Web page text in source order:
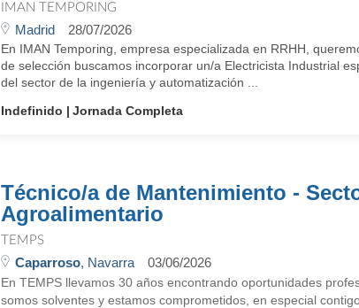
IMAN TEMPORING
Madrid 28/07/2026
En IMAN Temporing, empresa especializada en RRHH,
de selección buscamos incorporar un/a Electricista Industrial
del sector de la ingeniería y automatización ...
Indefinido
Jornada Completa
Técnico/a de Mantenimiento -
Agroalimentario
TEMPS
Caparroso, Navarra 03/06/2026
En TEMPS llevamos 30 años encontrando oportunidades
somos solventes y estamos comprometidos, en especial